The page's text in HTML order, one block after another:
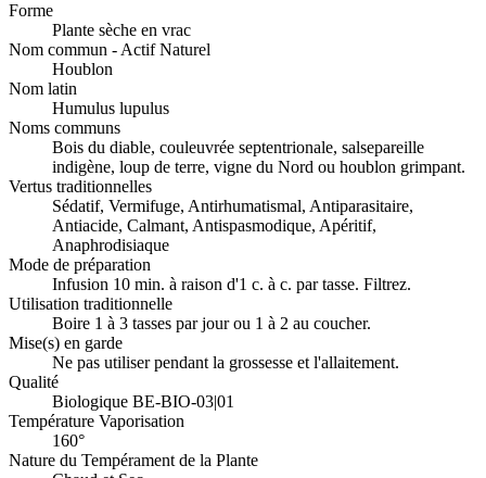
Forme
Plante sèche en vrac
Nom commun - Actif Naturel
Houblon
Nom latin
Humulus lupulus
Noms communs
Bois du diable, couleuvrée septentrionale, salsepareille
indigène, loup de terre, vigne du Nord ou houblon grimpant.
Vertus traditionnelles
Sédatif, Vermifuge, Antirhumatismal, Antiparasitaire,
Antiacide, Calmant, Antispasmodique, Apéritif,
Anaphrodisiaque
Mode de préparation
Infusion 10 min. à raison d'1 c. à c. par tasse. Filtrez.
Utilisation traditionnelle
Boire 1 à 3 tasses par jour ou 1 à 2 au coucher.
Mise(s) en garde
Ne pas utiliser pendant la grossesse et l'allaitement.
Qualité
Biologique BE-BIO-03|01
Température Vaporisation
160°
Nature du Tempérament de la Plante